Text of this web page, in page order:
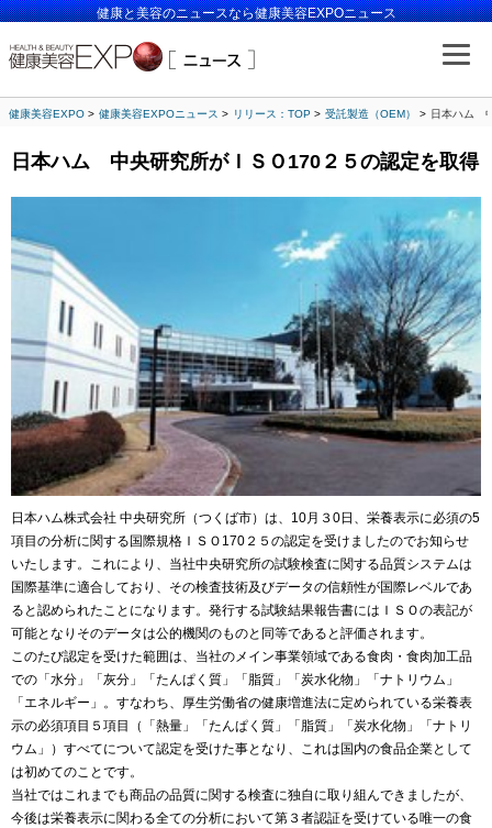
健康と美容のニュースなら健康美容EXPOニュース
健康美容EXPO 健康美容EXPOニュース リリース：TOP 受託製造（OEM） 日本ハム
日本ハム 中央研究所がＩＳＯ170２５の認定を取得
日本ハム株式会社 中央研究所（つくば市）は、10月３0日、栄養表示に必須の5
項目の分析に関する国際規格ＩＳＯ170２５の認定を受けましたのでお知らせ
いたします。これにより、当社中央研究所の試験検査に関する品質システムは
国際基準に適合しており、その検査技術及びデータの信頼性が国際レベルであ
ると認められたことになります。発行する試験結果報告書にはＩＳＯの表記が
可能となりそのデータは公的機関のものと同等であると評価されます。
このたび認定を受けた範囲は、当社のメイン事業領域である食肉・食肉加工品
での「水分」「灰分」「たんぱく質」「脂質」「炭水化物」「ナトリウム」
「エネルギー」。すなわち、厚生労働省の健康増進法に定められている栄養表
示の必須項目５項目（「熱量」「たんぱく質」「脂質」「炭水化物」「ナトリ
ウム」）すべてについて認定を受けた事となり、これは国内の食品企業として
は初めてのことです。
当社ではこれまでも商品の品質に関する検査に独自に取り組んできましたが、
今後は栄養表示に関わる全ての分析において第３者認証を受けている唯一の食